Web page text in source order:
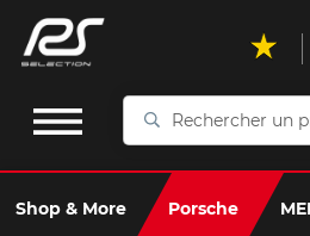
Rechercher
produit...
Shop & More Porsche